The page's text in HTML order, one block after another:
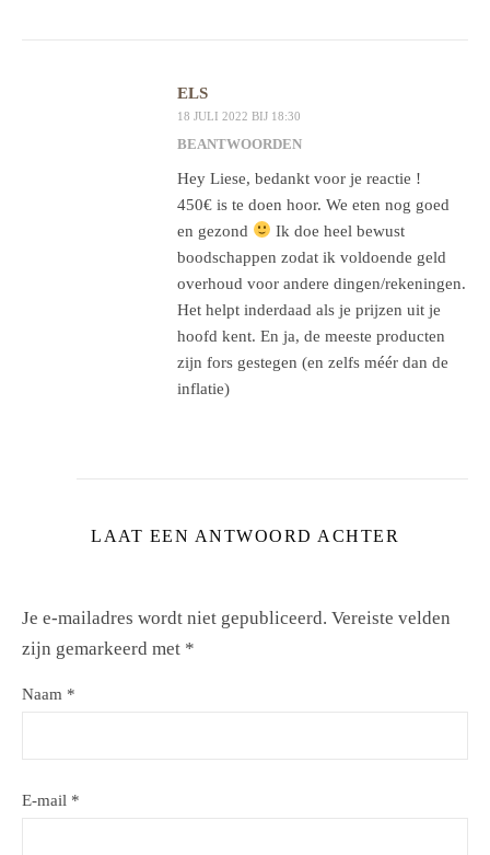
ELS
18 JULI 2022 BIJ 18:30
BEANTWOORDEN
Hey Liese, bedankt voor je reactie !
450€ is te doen hoor. We eten nog goed
en gezond
Ik doe heel bewust
boodschappen zodat ik voldoende geld
overhoud voor andere dingen/rekeningen.
Het helpt inderdaad als je prijzen uit je
hoofd kent. En ja, de meeste producten
zijn fors gestegen (en zelfs méér dan de
inflatie)
LAAT EEN ANTWOORD ACHTER
Je e-mailadres wordt niet gepubliceerd. Vereiste velden
zijn gemarkeerd met *
Naam *
E-mail *